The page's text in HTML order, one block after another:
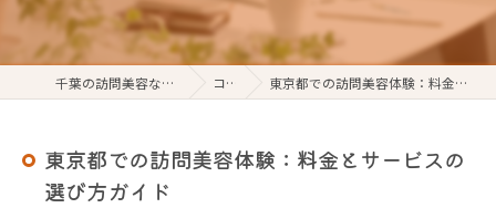
千葉の訪問美容なら訪問理美容visit コラム 東京都での訪問美容体験：料金とサービスの選び方ガイド
東京都での訪問美容体験：料金とサービスの
選び方ガイド